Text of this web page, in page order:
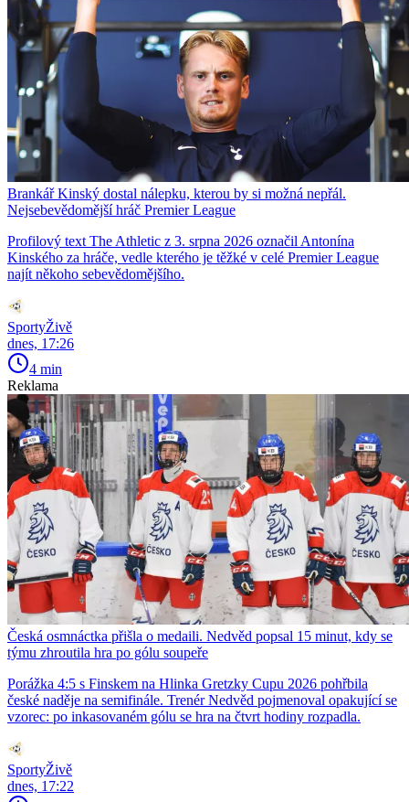
Brankář Kinský dostal nálepku, kterou by si možná nepřál.
Nejsebevědomější hráč Premier League
Profilový text The Athletic z 3. srpna 2026 označil Antonína
Kinského za hráče, vedle kterého je těžké v celé Premier League
najít někoho sebevědomějšího.
SportyŽivě
dnes, 17:26
4 min
Reklama
Česká osmnáctka přišla o medaili. Nedvěd popsal 15 minut, kdy se
týmu zhroutila hra po gólu soupeře
Porážka 4:5 s Finskem na Hlinka Gretzky Cupu 2026 pohřbila
české naděje na semifinále. Trenér Nedvěd pojmenoval opakující se
vzorec: po inkasovaném gólu se hra na čtvrt hodiny rozpadla.
SportyŽivě
dnes, 17:22